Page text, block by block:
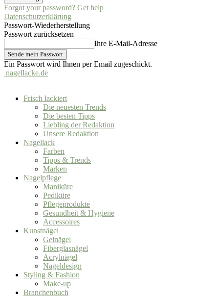
Forgot your password? Get help
Datenschutzerklärung
Passwort-Wiederherstellung
Passwort zurücksetzen
Ihre E-Mail-Adresse
Ein Passwort wird Ihnen per Email zugeschickt.
nagellacke.de
Frisch lackiert
Die neuesten Trends
Die besten Tipps
Liebling der Redaktion
Unsere Redaktion
Nagellack
Farben
Tipps & Trends
Marken
Nagelpflege
Maniküre
Pediküre
Pflegeprodukte
Gesundheit & Hygiene
Accessoires
Kunstnägel
Gelnägel
Fiberglasnägel
Acrylnägel
Nageldesign
Styling & Fashion
Make-up
Branchenbuch